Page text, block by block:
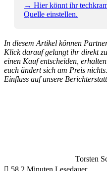
→ Hier könnt ihr
Quelle einstellen.
In diesem Artikel können
Klick darauf gelangt ihr direkt
einen Kauf entscheiden,
euch ändert sich am Preis
Einfluss auf unsere
Torsten
58 2 Minuten Lesedauer